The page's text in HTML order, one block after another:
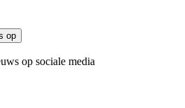
op
op sociale media